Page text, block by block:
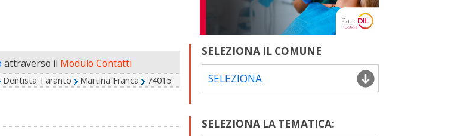
attraverso il Modulo Contatti
Dentista Taranto Martina Franca 74015
SELEZIONA IL COMUNE
SELEZIONA
SELEZIONA LA TEMATICA: